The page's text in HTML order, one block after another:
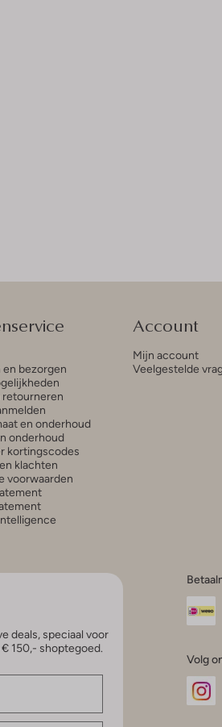
en bezorgen
retourneren
en onderhoud
onderhoud
kortingscodes
klachten
voorwaarden
Account
Mijn account
Veelgestelde
deals, speciaal voor
150,- shoptegoed.
Volg